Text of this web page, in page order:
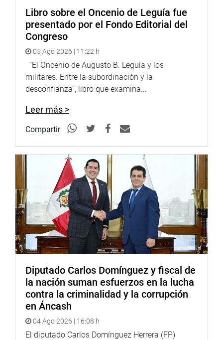
Libro sobre el Oncenio de Leguía fue
presentado por el Fondo Editorial del
Congreso
05 Ago 2026 | 11:22 h
“El Oncenio de Augusto B. Leguía y los
militares. Entre la subordinación y la
desconfianza”, libro que examina...
Leer más >
Compartir
Diputado Carlos Domínguez y fiscal de
la nación suman esfuerzos en la lucha
contra la criminalidad y la corrupción
en Áncash
04 Ago 2026 | 16:08 h
El diputado Carlos Domínguez Herrera (FP)